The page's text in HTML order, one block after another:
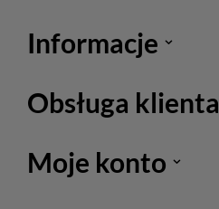
Informacje
Obsługa klienta
Moje konto